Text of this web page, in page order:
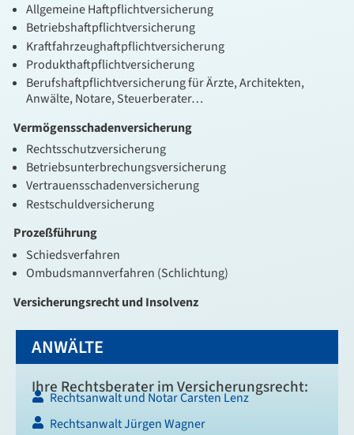
Allgemeine Haftpflichtversicherung
Betriebshaftpflichtversicherung
Kraftfahrzeughaftpflichtversicherung
Produkthaftpflichtversicherung
Berufshaftpflichtversicherung für Ärzte, Architekten,
Anwälte, Notare, Steuerberater…
Vermögensschadenversicherung
Rechtsschutzversicherung
Betriebsunterbrechungsversicherung
Vertrauensschadenversicherung
Restschuldversicherung
Prozeßführung
Schiedsverfahren
Ombudsmannverfahren (Schlichtung)
Versicherungsrecht und Insolvenz
ANWÄLTE
Ihre Rechtsberater im Versicherungsrecht:
Rechtsanwalt und Notar Carsten Lenz
Rechtsanwalt Jürgen Wagner